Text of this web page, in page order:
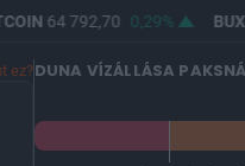
64 792,70 0,29% BUX
ez?DUNA VÍZÁLLÁSA